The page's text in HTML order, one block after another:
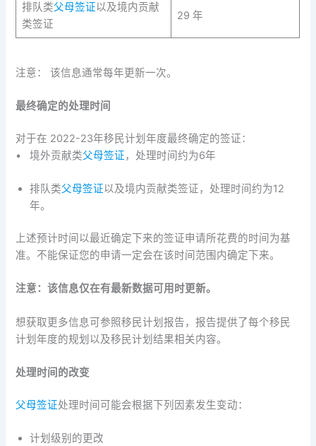
排队类父母签证以及境内贡献
类签证
29 年
注意： 该信息通常每年更新一次。
最终确定的处理时间
对于在 2022-23年移民计划年度最终确定的签证：
• 境外贡献类父母签证，处理时间约为6年
排队类父母签证以及境内贡献类签证，处理时间约为12
年。
上述预计时间以最近确定下来的签证申请所花费的时间为基
准。不能保证您的申请一定会在该时间范围内确定下来。
注意：该信息仅在有最新数据可用时更新。
想获取更多信息可参照移民计划报告，报告提供了每个移民
计划年度的规划以及移民计划结果相关内容。
处理时间的改变
父母签证处理时间可能会根据下列因素发生变动：
计划级别的更改